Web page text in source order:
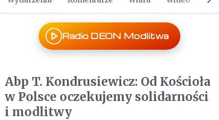
Radio DEON Modlitwa
Abp T. Kondrusiewicz: Od Kościoła
w Polsce oczekujemy solidarności
i modlitwy